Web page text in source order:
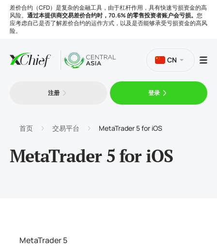
差价合约（CFD）是复杂的金融工具，由于杠杆作用，具有快速亏损资金的高
风险。 通过本提供商交易差价合约时，70.6% 的零售投资者账户会亏损。 您
应考虑自己是否了解差价合约的运作方式，以及是否能够承受亏损资金的高风
险。
平台
工具
CN
注册 登录
首页 交易平台 MetaTrader 5 for iOS
MetaTrader 5 for iOS
MetaTrader 5